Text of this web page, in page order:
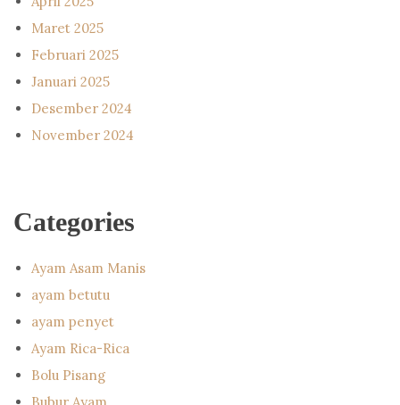
Maret 2025
Februari 2025
Januari 2025
Desember 2024
November 2024
Categories
Ayam Asam Manis
ayam betutu
ayam penyet
Ayam Rica-Rica
Bolu Pisang